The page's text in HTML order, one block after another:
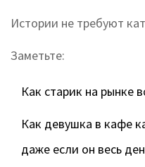
Истории не требуют
Заметьте:
Как старик на рынке
Как девушка в кафе
даже если он весь